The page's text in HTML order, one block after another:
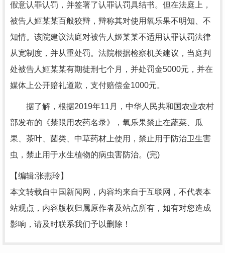
假意认罪认罚，并签署了认罪认罚具结书。但在法庭上，
被告人姬某某百般狡辩，辩称其对使用氧乐果不明知、不
知情。该院建议法庭对被告人姬某某不适用认罪认罚法律
从宽制度，并从重处罚。法院根据检察机关建议，当庭判
处被告人姬某某有期徒刑七个月，并处罚金5000元，并在
媒体上公开赔礼道歉，支付赔偿金1000元。
据了解，根据2019年11月，中华人民共和国农业农村
部发布的《禁限用农药名录》，氧乐果禁止在蔬菜、瓜
果、茶叶、菌类、中草药材上使用，禁止用于防治卫生害
虫，禁止用于水生植物的病虫害防治。(完)
【编辑:张燕玲】
本文转载自中国新闻网，内容均来自于互联网，不代表本
站观点，内容版权归属原作者及站点所有，如有对您造成
影响，请及时联系我们予以删除！